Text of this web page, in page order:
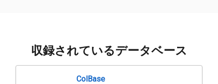
収録されているデータベース
ColBase